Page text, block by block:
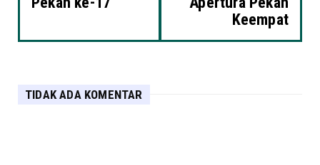
Keempat
TIDAK ADA KOMENTAR